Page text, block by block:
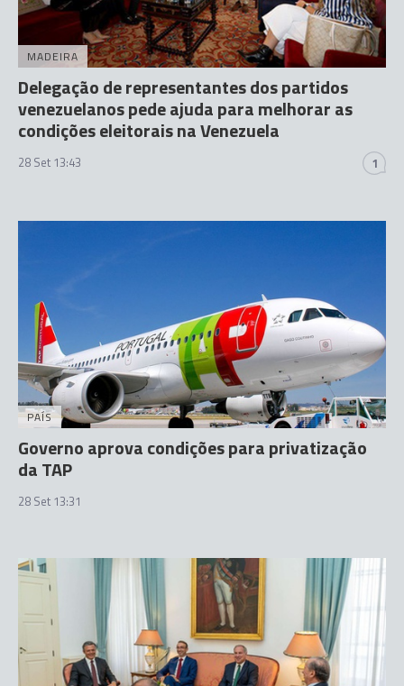
MADEIRA
Delegação de representantes dos partidos
venezuelanos pede ajuda para melhorar as
condições eleitorais na Venezuela
28 Set 13:43 1
PAÍS
Governo aprova condições para privatização
da TAP
28 Set 13:31